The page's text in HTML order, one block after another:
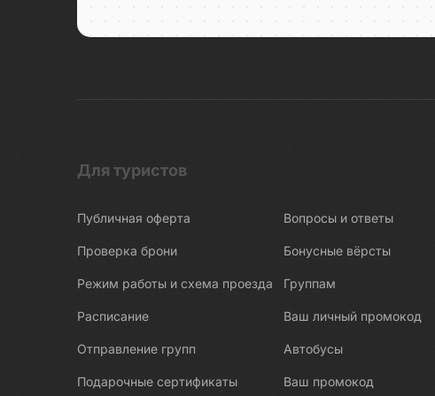
Бобруйск
Богословка
Богота
Бодрум
Бологое
Болото Ельня
Для туристов
Публичная оферта
Проверка брони
Режим работы и схема проезда
Расписание
Отправление групп
Подарочные сертификаты
Вопросы и ответы
Бонусные вёрсты
Группам
Ваш личный промокод
Автобусы
Ваш промокод